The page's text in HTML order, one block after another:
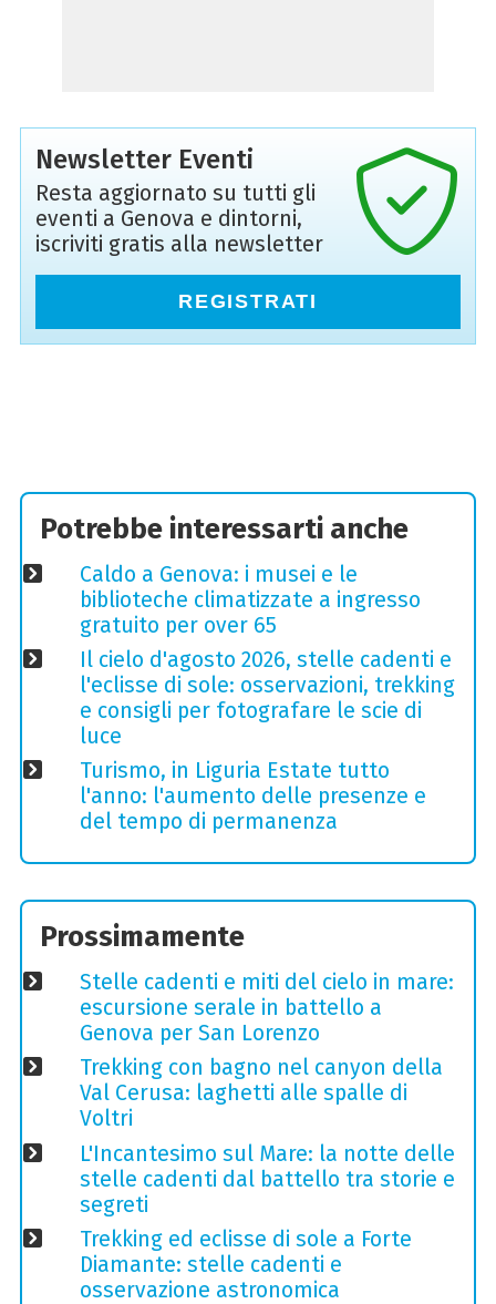
Newsletter Eventi
Resta aggiornato su tutti gli
eventi a Genova e dintorni,
iscriviti gratis alla newsletter
REGISTRATI
Potrebbe interessarti anche
Caldo a Genova: i musei e le
biblioteche climatizzate a ingresso
gratuito per over 65
Il cielo d'agosto 2026, stelle cadenti e
l'eclisse di sole: osservazioni, trekking
e consigli per fotografare le scie di
luce
Turismo, in Liguria Estate tutto
l'anno: l'aumento delle presenze e
del tempo di permanenza
Prossimamente
Stelle cadenti e miti del cielo in mare:
escursione serale in battello a
Genova per San Lorenzo
Trekking con bagno nel canyon della
Val Cerusa: laghetti alle spalle di
Voltri
L'Incantesimo sul Mare: la notte delle
stelle cadenti dal battello tra storie e
segreti
Trekking ed eclisse di sole a Forte
Diamante: stelle cadenti e
osservazione astronomica